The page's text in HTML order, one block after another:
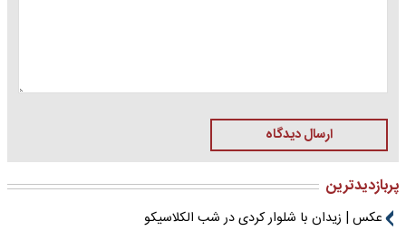
ارسال دیدگاه
پربازدیدترین
عکس | زیدان با شلوار کردی در شب الکلاسیکو